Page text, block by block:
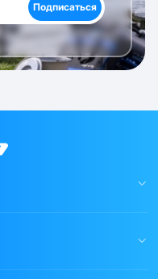
Подписаться